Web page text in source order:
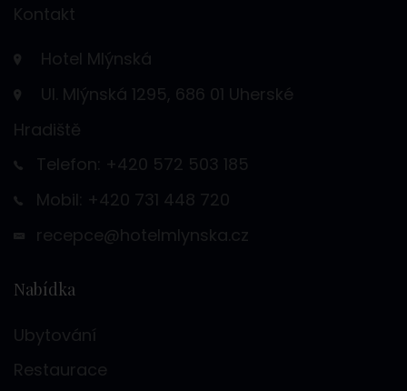
Kontakt
Hotel Mlýnská
Ul. Mlýnská 1295, 686 01 Uherské
Hradiště
Telefon: +420 572 503 185
Mobil: +420 731 448 720
recepce@hotelmlynska.cz
Nabídka
Ubytování
Restaurace